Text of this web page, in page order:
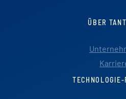
ÜBER
TECHNOLOGIE-